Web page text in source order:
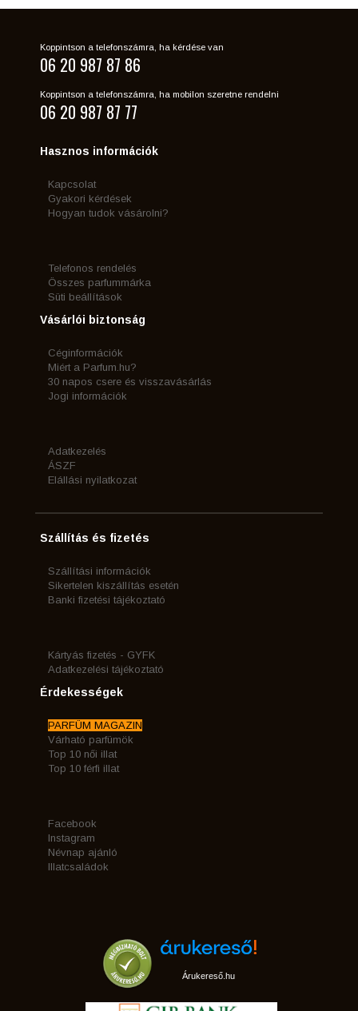
Koppintson a telefonszámra, ha kérdése van
06 20 987 87 86
Koppintson a telefonszámra, ha mobilon szeretne rendelni
06 20 987 87 77
Hasznos információk
Kapcsolat
Gyakori kérdések
Hogyan tudok vásárolni?
Telefonos rendelés
Összes parfummárka
Süti beállítások
Vásárlói biztonság
Céginformációk
Miért a Parfum.hu?
30 napos csere és visszavásárlás
Jogi információk
Adatkezelés
ÁSZF
Elállási nyilatkozat
Szállítás és fizetés
Szállítási információk
Sikertelen kiszállítás esetén
Banki fizetési tájékoztató
Kártyás fizetés - GYFK
Adatkezelési tájékoztató
Érdekességek
PARFÜM MAGAZIN
Várható parfümök
Top 10 női illat
Top 10 férfi illat
Facebook
Instagram
Névnap ajánló
Illatcsaládok
Árukereső.hu